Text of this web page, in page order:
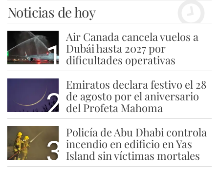
Noticias de hoy
1
Air Canada cancela vuelos a
Dubái hasta 2027 por
dificultades operativas
2
Emiratos declara festivo el 28
de agosto por el aniversario
del Profeta Mahoma
3
Policía de Abu Dhabi controla
incendio en edificio en Yas
Island sin víctimas mortales